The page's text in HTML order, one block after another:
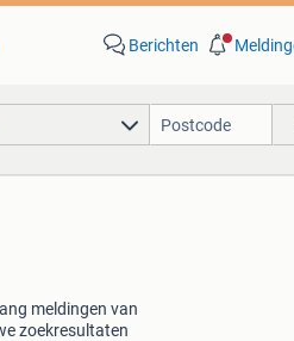
Berichten
meldingen van
zoekresultaten